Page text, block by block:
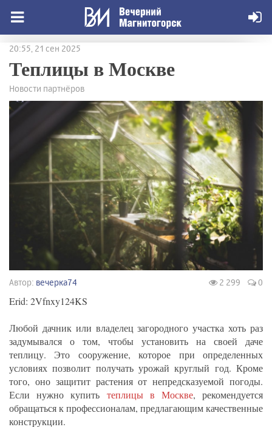
20:55, 21 сен 2025
Теплицы в Москве
Новости партнёров
Автор: вечерка74 2 299 0
Erid: 2Vfnxy124KS
Любой дачник или владелец загородного участка хоть раз
задумывался о том, чтобы установить на своей даче
теплицу. Это сооружение, которое при определенных
условиях позволит получать урожай круглый год. Кроме
того, оно защитит растения от непредсказуемой погоды.
Если нужно купить теплицы в Москве, рекомендуется
обращаться к профессионалам, предлагающим качественные
конструкции.